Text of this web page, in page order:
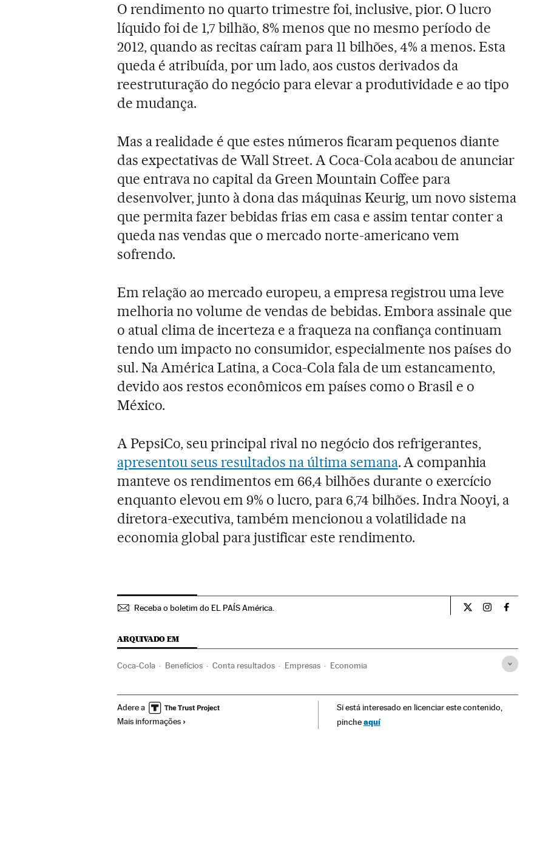
O rendimento no quarto trimestre foi, inclusive, pior. O lucro
líquido foi de 1,7 bilhão, 8% menos que no mesmo período de
2012, quando as recitas caíram para 11 bilhões, 4% a menos. Esta
queda é atribuída, por um lado, aos custos derivados da
reestruturação do negócio para elevar a produtividade e ao tipo
de mudança.
Mas a realidade é que estes números ficaram pequenos diante
das expectativas de Wall Street. A Coca-Cola acabou de anunciar
que entrava no capital da Green Mountain Coffee para
desenvolver, junto à dona das máquinas Keurig, um novo sistema
que permita fazer bebidas frias em casa e assim tentar conter a
queda nas vendas que o mercado norte-americano vem
sofrendo.
Em relação ao mercado europeu, a empresa registrou uma leve
melhoria no volume de vendas de bebidas. Embora assinale que
o atual clima de incerteza e a fraqueza na confiança continuam
tendo um impacto no consumidor, especialmente nos países do
sul. Na América Latina, a Coca-Cola fala de um estancamento,
devido aos restos econômicos em países como o Brasil e o
México.
A PepsiCo, seu principal rival no negócio dos refrigerantes,
apresentou seus resultados na última semana. A companhia
manteve os rendimentos em 66,4 bilhões durante o exercício
enquanto elevou em 9% o lucro, para 6,74 bilhões. Indra Nooyi, a
diretora-executiva, também mencionou a volatilidade na
economia global para justificar este rendimento.
Receba o boletim do EL PAÍS América. Economia El País
Economia El
Economia
ARQUIVADO EM
Coca-Cola Benefícios Conta resultados Empresas Economia
Adere a
Mais informações
Si está interesado en licenciar este contenido,
pincheaquí